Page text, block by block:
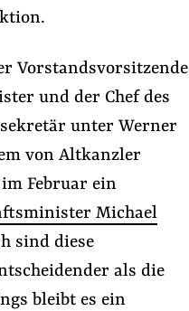
Feed Newsletter
Vorstandsvorsitzende
und der Chef des
unter Werner
von Altkanzler
Februar ein
Michael
sind diese
als die
bleibt es ein